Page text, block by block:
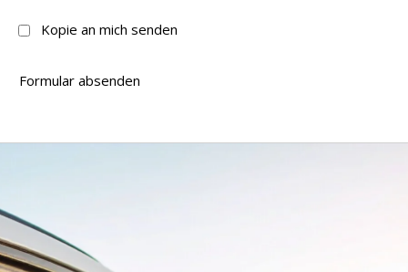
Kopie an mich senden
Formular absenden